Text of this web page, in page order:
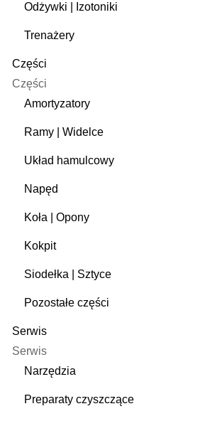
Odżywki | Izotoniki
Trenażery
Części
Części
Amortyzatory
Ramy | Widelce
Układ hamulcowy
Napęd
Koła | Opony
Kokpit
Siodełka | Sztyce
Pozostałe części
Serwis
Serwis
Narzędzia
Preparaty czyszczące